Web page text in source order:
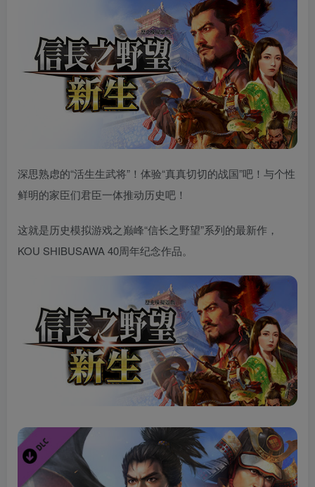
深思熟虑的“活生生武将”！体验“真真切切的战国”吧！与个性
鲜明的家臣们君臣一体推动历史吧！
这就是历史模拟游戏之巅峰“信长之野望”系列的最新作，
KOU SHIBUSAWA 40周年纪念作品。